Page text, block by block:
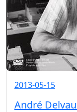
2013-05-15
André